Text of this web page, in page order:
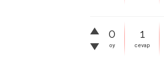
0
oy
1
cevap